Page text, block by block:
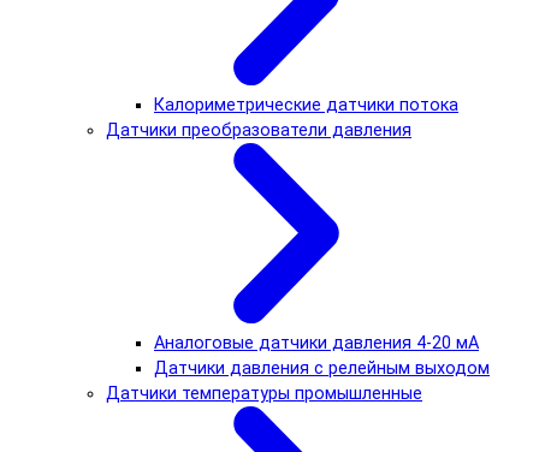
Калориметрические датчики потока
Датчики преобразователи давления
Аналоговые датчики давления 4-20 мА
Датчики давления с релейным выходом
Датчики температуры промышленные